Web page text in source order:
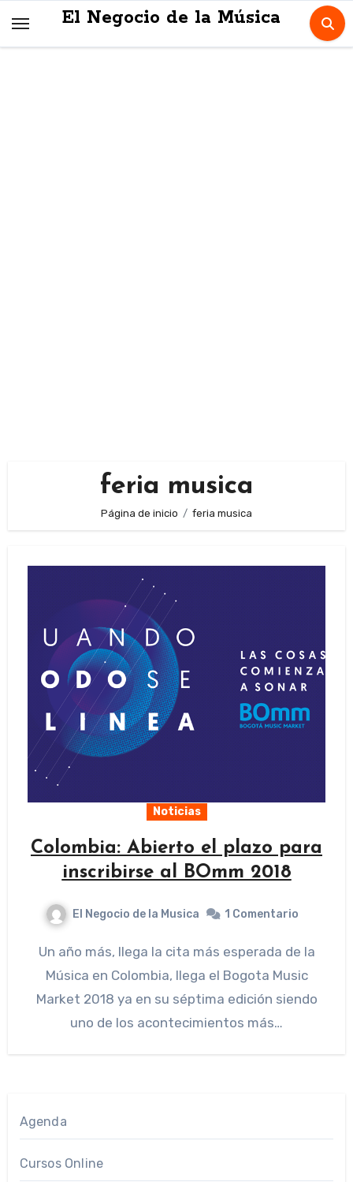
El Negocio de la Música
feria musica
Página de inicio feria musica
Noticias
Colombia: Abierto el plazo para
inscribirse al BOmm 2018
El Negocio de la Musica 1 Comentario
Un año más, llega la cita más esperada de la
Música en Colombia, llega el Bogota Music
Market 2018 ya en su séptima edición siendo
uno de los acontecimientos más…
Agenda
Cursos Online